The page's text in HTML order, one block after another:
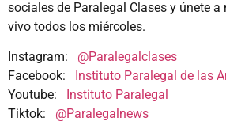
sociales de Paralegal Clases y únete a
vivo todos los miércoles.
Instagram: @Paralegalclases
Facebook: Instituto Paralegal de las
Youtube: Instituto Paralegal
Tiktok: @Paralegalnews